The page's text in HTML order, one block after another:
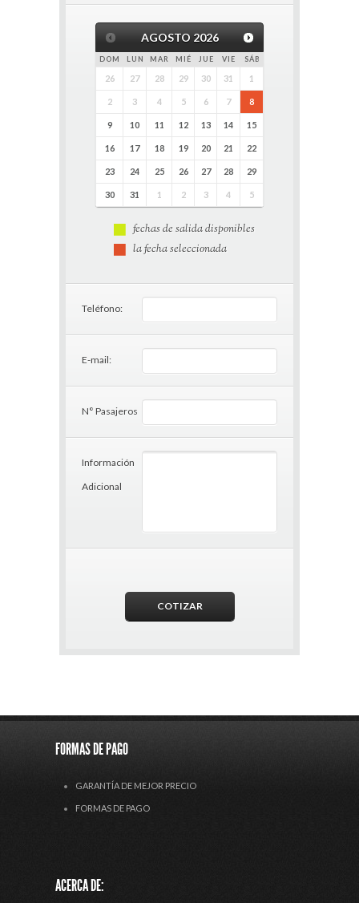
AGOSTO 2026
DOM LUN MAR MIÉ JUE VIE SÁB
26 27 28 29 30 31 1
2 3 4 5 6 7 8
9 10 11 12 13 14 15
16 17 18 19 20 21 22
23 24 25 26 27 28 29
30 31 1 2 3 4 5
fechas de salida disponibles
la fecha seleccionada
Teléfono:
E-mail:
N° Pasajeros
Información
Adicional
FORMAS DE PAGO
GARANTÍA DE MEJOR PRECIO
FORMAS DE PAGO
ACERCA DE: